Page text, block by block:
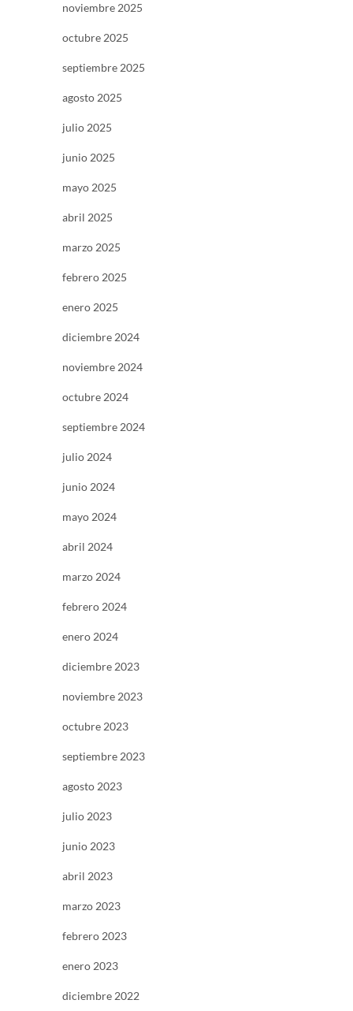
noviembre 2025
octubre 2025
septiembre 2025
agosto 2025
julio 2025
junio 2025
mayo 2025
abril 2025
marzo 2025
febrero 2025
enero 2025
diciembre 2024
noviembre 2024
octubre 2024
septiembre 2024
julio 2024
junio 2024
mayo 2024
abril 2024
marzo 2024
febrero 2024
enero 2024
diciembre 2023
noviembre 2023
octubre 2023
septiembre 2023
agosto 2023
julio 2023
junio 2023
abril 2023
marzo 2023
febrero 2023
enero 2023
diciembre 2022